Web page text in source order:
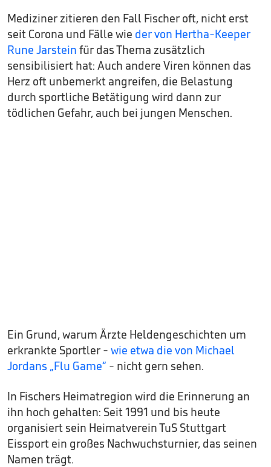
Mediziner zitieren den Fall Fischer oft, nicht erst
seit Corona und Fälle wie der von Hertha-Keeper
Rune Jarstein für das Thema zusätzlich
sensibilisiert hat: Auch andere Viren können das
Herz oft unbemerkt angreifen, die Belastung
durch sportliche Betätigung wird dann zur
tödlichen Gefahr, auch bei jungen Menschen.
Ein Grund, warum Ärzte Heldengeschichten um
erkrankte Sportler - wie etwa die von Michael
Jordans „Flu Game“ - nicht gern sehen.
In Fischers Heimatregion wird die Erinnerung an
ihn hoch gehalten: Seit 1991 und bis heute
organisiert sein Heimatverein TuS Stuttgart
Eissport ein großes Nachwuchsturnier, das seinen
Namen trägt.